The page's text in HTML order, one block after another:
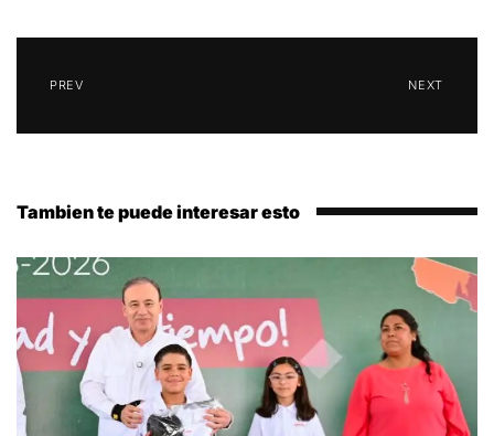
PREV NEXT
Tambien te puede interesar esto